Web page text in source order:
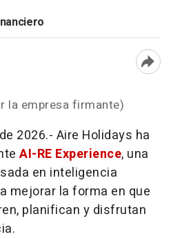
la empresa firmante)
2026.- Aire Holidays ha
AI-RE Experience, una
en inteligencia
mejorar la forma en que
planifican y disfrutan